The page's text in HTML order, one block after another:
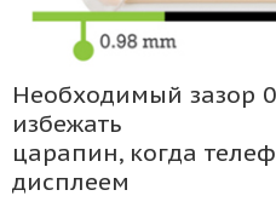
Необходимый зазор
избежать
царапин, когда
дисплеем